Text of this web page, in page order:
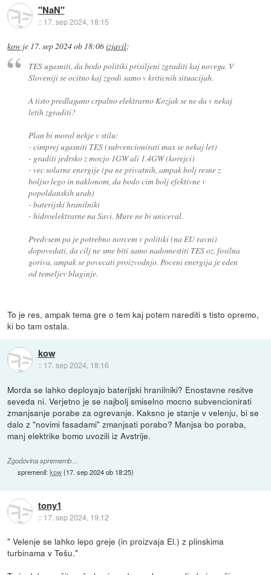
"NaN"
:: 17. sep 2024, 18:15
kow je 17. sep 2024 ob 18:06izjavil:
TES ugasniti, da bodo politiki prisiljeni zgraditi kaj novega. V
Sloveniji se ocitno kaj zgodi samo v kriticnih situacijah.
A tisto predlagano crpalno elektrarno Kozjak se ne da v nekaj
letih zgraditi?
Plan bi moral nekje v stilu:
- cimprej ugasniti TES (subvencionirati max se nekaj let)
- graditi jedrsko z mocjo 1GW ali 1.4GW (korejci)
- vec solarne energije (pa ne privatnih, ampak bolj resne z
boljso lego in naklonom, da bodo cim bolj efektivne v
popoldanskih urah)
- baterijski hranilniki
- hidroelektrarne na Savi. Mure ne bi uniceval.
Predvsem pa je potrebno norcem v politiki (na EU ravni)
dopovedati, da cilj ne sme biti samo nadomestiti TES oz. fosilna
goriva, ampak se povecati proizvodnjo. Poceni energija je eden
od temeljev blaginje.
To je res, ampak tema gre o tem kaj potem narediti s tisto opremo,
ki bo tam ostala.
kow
:: 17. sep 2024, 18:16
Morda se lahko deployajo baterijski hranilniki? Enostavne resitve
seveda ni. Verjetno je se najbolj smiselno mocno subvencionirati
zmanjsanje porabe za ogrevanje. Kaksno je stanje v velenju, bi se
dalo z "novimi fasadami" zmanjsati porabo? Manjsa bo poraba,
manj elektrike bomo uvozili iz Avstrije.
Zgodovina sprememb…
spremenil:kow(17. sep 2024 ob 18:25)
tony1
:: 17. sep 2024, 19:12
" Velenje se lahko lepo greje (in proizvaja El.) z plinskima
turbinama v Tešu."